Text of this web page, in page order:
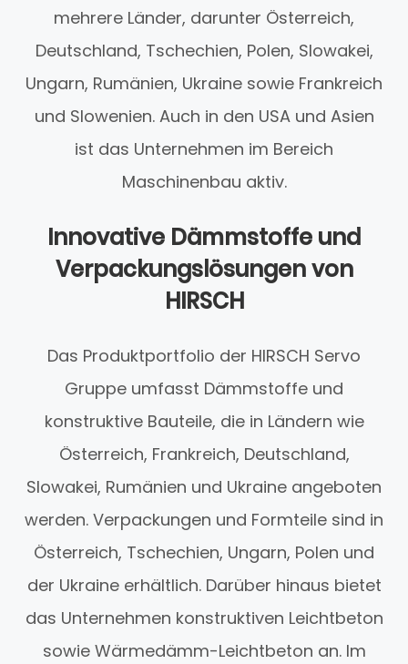
mehrere Länder, darunter Österreich,
Deutschland, Tschechien, Polen, Slowakei,
Ungarn, Rumänien, Ukraine sowie Frankreich
und Slowenien. Auch in den USA und Asien
ist das Unternehmen im Bereich
Maschinenbau aktiv.
Innovative Dämmstoffe und
Verpackungslösungen von
HIRSCH
Das Produktportfolio der HIRSCH Servo
Gruppe umfasst Dämmstoffe und
konstruktive Bauteile, die in Ländern wie
Österreich, Frankreich, Deutschland,
Slowakei, Rumänien und Ukraine angeboten
werden. Verpackungen und Formteile sind in
Österreich, Tschechien, Ungarn, Polen und
der Ukraine erhältlich. Darüber hinaus bietet
das Unternehmen konstruktiven Leichtbeton
sowie Wärmedämm-Leichtbeton an. Im